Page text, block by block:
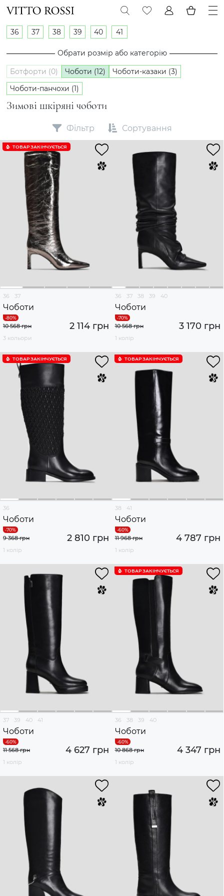
Зимові шкіряні чоботи
36 37 38 39 40 41
Обрати розмір або категорію
Ботфорти (0) Чоботи (12)
Чоботи-казаки (3)
Чоботи-панчохи (1)
Фільтр Сортування
ТОВАР ЗАКІНЧУЄTЬСЯ
36 37
Чоботи
2 114 грн
10 568 грн
3 кольори
36 37 38 39 40
Чоботи
3 170 грн
10 568 грн
1 колір
ТОВАР ЗАКІНЧУЄTЬСЯ
36
Чоботи
2 810 грн
9 368 грн
1 колір
ТОВАР ЗАКІНЧУЄTЬСЯ
38 41
Чоботи
4 787 грн
11 968 грн
1 колір
37 39 40 41
Чоботи
4 627 грн
11 568 грн
1 колір
ТОВАР ЗАКІНЧУЄTЬСЯ
36 38 39 40
Чоботи
4 347 грн
10 868 грн
1 колір